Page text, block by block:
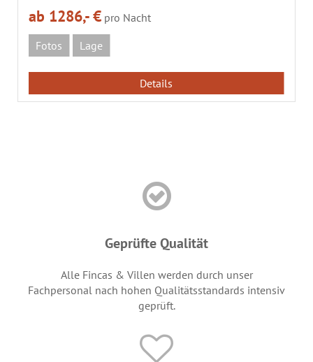
ab 1286,- € pro Nacht
Fotos
Lage
Details
Geprüfte Qualität
Alle Fincas & Villen werden durch unser
Fachpersonal nach hohen Qualitätsstandards intensiv
geprüft.